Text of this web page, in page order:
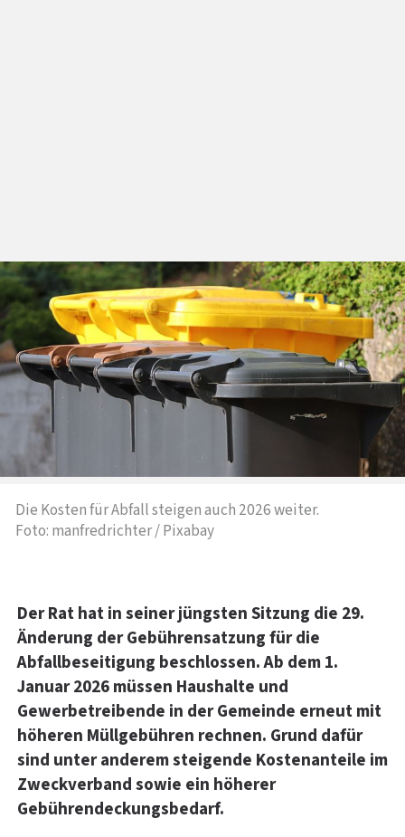
Die Kosten für Abfall steigen auch 2026 weiter.
Foto: manfredrichter / Pixabay
Der Rat hat in seiner jüngsten Sitzung die 29.
Änderung der Gebührensatzung für die
Abfallbeseitigung beschlossen. Ab dem 1.
Januar 2026 müssen Haushalte und
Gewerbetreibende in der Gemeinde erneut mit
höheren Müllgebühren rechnen. Grund dafür
sind unter anderem steigende Kostenanteile im
Zweckverband sowie ein höherer
Gebührendeckungsbedarf.